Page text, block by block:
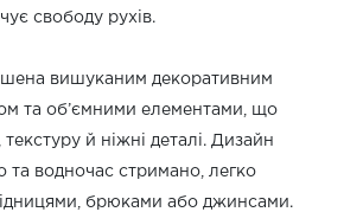
свободу рухів.
вишуканим декоративним
та об’ємними елементами, що
й ніжні деталі. Дизайн
та водночас стримано, легко
брюками або джинсами.